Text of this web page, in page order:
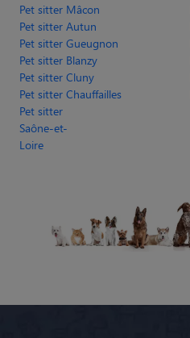
Pet sitter Mâcon
Pet sitter Autun
Pet sitter Gueugnon
Pet sitter Blanzy
Pet sitter Cluny
Pet sitter Chauffailles
Pet sitter
Saône-et-
Loire